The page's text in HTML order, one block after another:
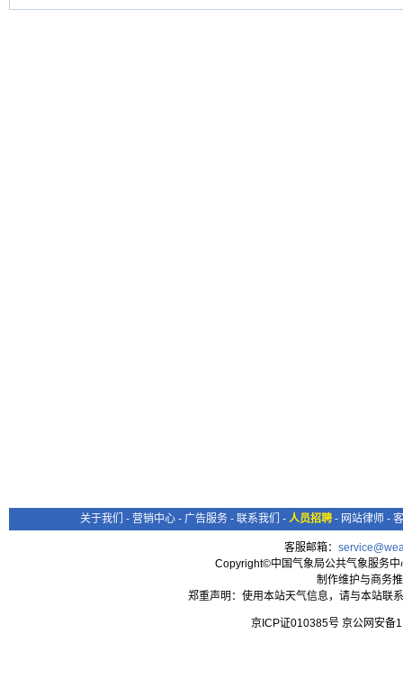
关于我们 - 营销中心 - 广告服务 - 联系我们 - 人员招聘 - 网站律师 -
客服邮箱：
Copyright©中国气象局公共气象服务
制作维护与商务
郑重声明：使用本站天气信息，请与本站联
京ICP证010385号 京公网安备